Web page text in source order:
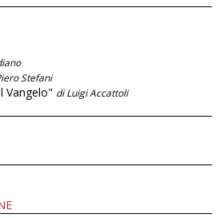
Stefani
Vangelo" di Luigi Accattoli